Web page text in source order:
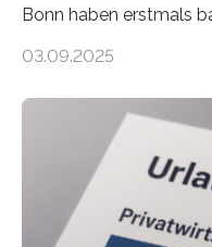
Bonn haben erstmals
Landkreise mit den
ist demnach Berlin.
der Freiberuflerinnen,
Berlin starteten in
eigene freiberufliche
Städte Hamburg,
03.09.2025